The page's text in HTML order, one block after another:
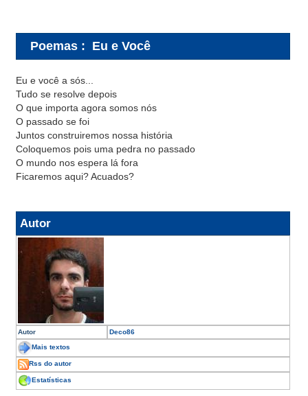
Poemas : Eu e Você
Eu e você a sós...
Tudo se resolve depois
O que importa agora somos nós
O passado se foi
Juntos construiremos nossa história
Coloquemos pois uma pedra no passado
O mundo nos espera lá fora
Ficaremos aqui? Acuados?
Autor
Autor Deco86
Mais textos
Rss do autor
Estatísticas